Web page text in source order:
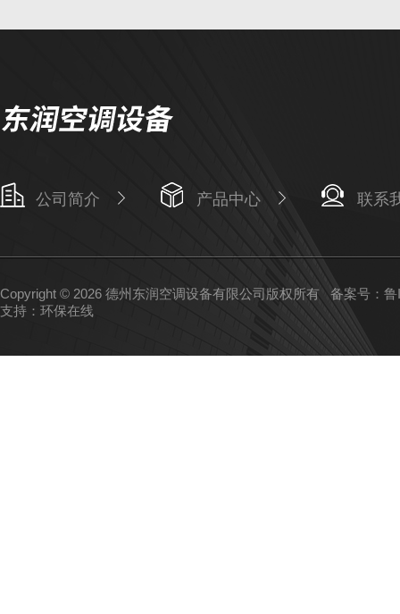
公司简介 产品中心 联系
Copyright © 2026 德州东润空调设备有限公司版权所有备案号：
支持： 环保在线